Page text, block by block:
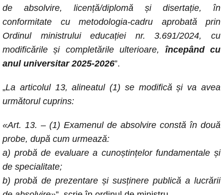
de absolvire, licență/diplomă și disertație, în
conformitate cu metodologia-cadru aprobată prin
Ordinul ministrului educației nr. 3.691/2024, cu
modificările și completările ulterioare, începând cu
anul universitar 2025-2026”.
„La articolul 13, alineatul (1) se modifică și va avea
următorul cuprins:
«Art. 13. – (1) Examenul de absolvire constă în două
probe, după cum urmează:
a) probă de evaluare a cunoștințelor fundamentale și
de specialitate;
b) probă de prezentare și susținere publică a lucrării